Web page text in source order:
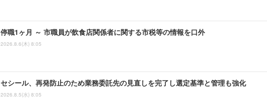
停職1ヶ月 ～ 市職員が飲食店関係者に関する市税等の情報を口外
2026.8.6(木) 8:05
セシール、再発防止のため業務委託先の見直しを完了し選定基準と管理も強化
2026.8.5(水) 8:05